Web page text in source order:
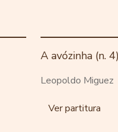
A avózinha (n. 4)
Leopoldo Miguez
Ver partitura